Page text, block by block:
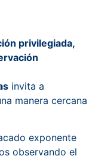
privilegiada,
invita a
manera cercana
exponente
observando el